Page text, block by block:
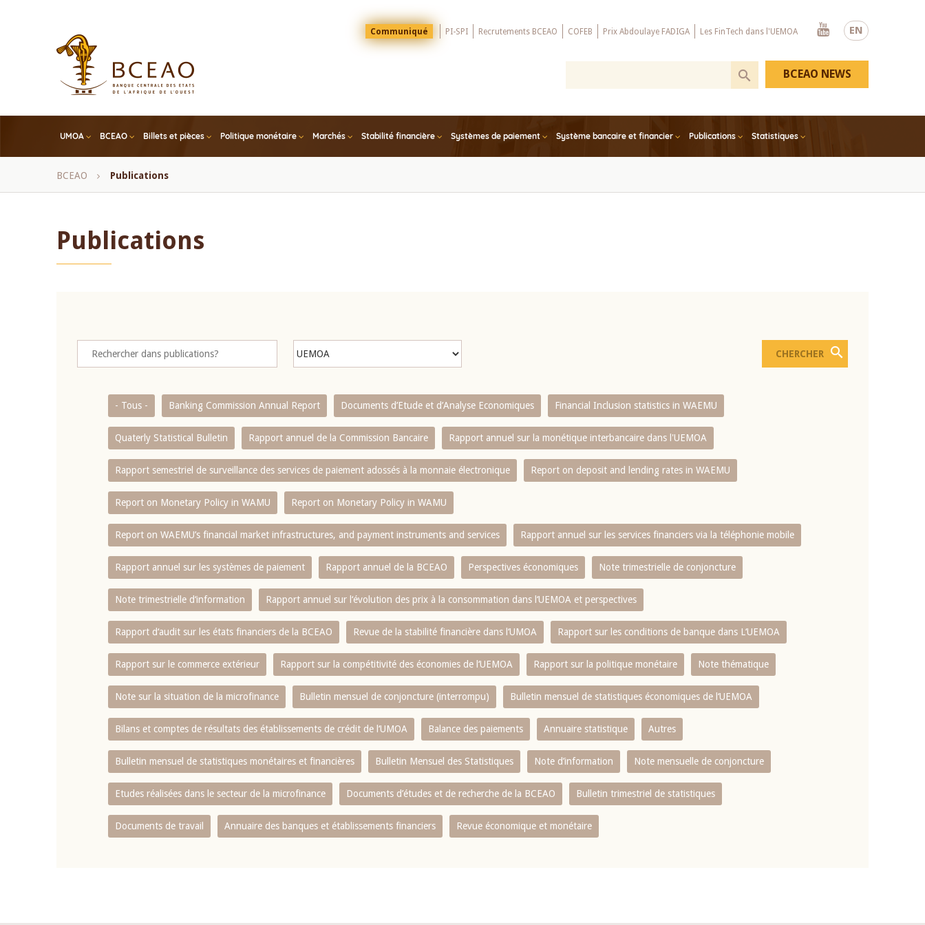
EN
Menu
Top
Communiqué PI-SPI Recrutements BCEAO COFEB Prix Abdoulaye FADIGA Les FinTech dans l'UEMOA
Youtube
UMOA BCEAO Billets et pièces Politique monétaire Marchés Stabilité financière Systèmes de paiement Système bancaire et financier Publications Statistiques
BCEAO NEWS
Fil
BCEAO Publications
Publications
- Tous - Banking Commission Annual Report Documents d’Etude et d’Analyse Economiques Financial Inclusion statistics in WAEMU
Quaterly Statistical Bulletin Rapport annuel de la Commission Bancaire Rapport annuel sur la monétique interbancaire dans l'UEMOA
Rapport semestriel de surveillance des services de paiement adossés à la monnaie électronique Report on deposit and lending rates in WAEMU
Report on Monetary Policy in WAMU Report on Monetary Policy in WAMU
Report on WAEMU’s financial market infrastructures, and payment instruments and services Rapport annuel sur les services financiers via la téléphonie mobile
Rapport annuel sur les systèmes de paiement Rapport annuel de la BCEAO Perspectives économiques Note trimestrielle de conjoncture
Note trimestrielle d‘information Rapport annuel sur l‘évolution des prix à la consommation dans l‘UEMOA et perspectives
Rapport d‘audit sur les états financiers de la BCEAO Revue de la stabilité financière dans l‘UMOA Rapport sur les conditions de banque dans L‘UEMOA
Rapport sur le commerce extérieur Rapport sur la compétitivité des économies de l‘UEMOA Rapport sur la politique monétaire Note thématique
Note sur la situation de la microfinance Bulletin mensuel de conjoncture (interrompu) Bulletin mensuel de statistiques économiques de l‘UEMOA
Bilans et comptes de résultats des établissements de crédit de l‘UMOA Balance des paiements Annuaire statistique Autres
Bulletin mensuel de statistiques monétaires et financières Bulletin Mensuel des Statistiques Note d’information Note mensuelle de conjoncture
Etudes réalisées dans le secteur de la microfinance Documents d’études et de recherche de la BCEAO Bulletin trimestriel de statistiques
Documents de travail Annuaire des banques et établissements financiers Revue économique et monétaire